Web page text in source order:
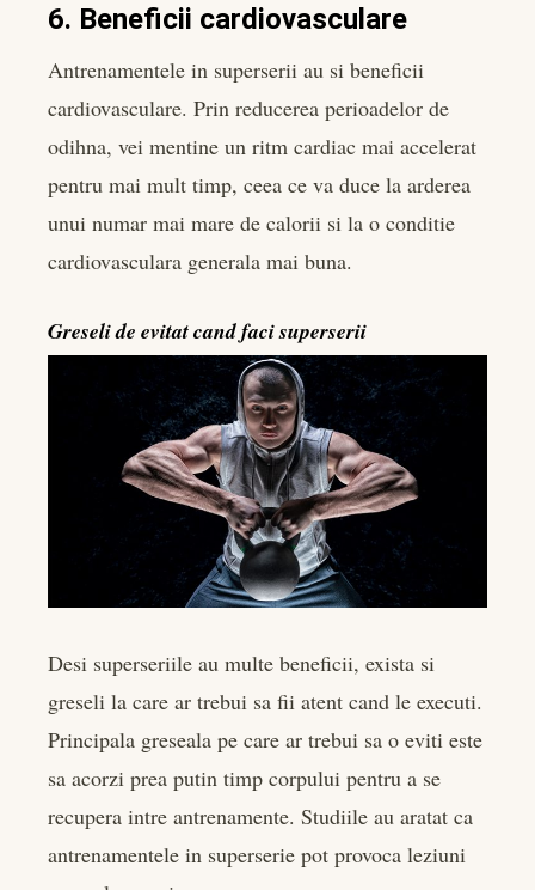
6. Beneficii cardiovasculare
Antrenamentele in superserii au si beneficii
cardiovasculare. Prin reducerea perioadelor de
odihna, vei mentine un ritm cardiac mai accelerat
pentru mai mult timp, ceea ce va duce la arderea
unui numar mai mare de calorii si la o conditie
cardiovasculara generala mai buna.
Greseli de evitat cand faci superserii
Desi superseriile au multe beneficii, exista si
greseli la care ar trebui sa fii atent cand le executi.
Principala greseala pe care ar trebui sa o eviti este
sa acorzi prea putin timp corpului pentru a se
recupera intre antrenamente. Studiile au aratat ca
antrenamentele in superserie pot provoca leziuni